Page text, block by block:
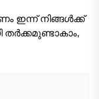
ഇന്ന് നിങ്ങൾക്ക്
തർക്കമുണ്ടാകാം,